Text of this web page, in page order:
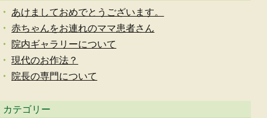
あけましておめでとうございます。
赤ちゃんをお連れのママ患者さん
院内ギャラリーについて
現代のお作法？
院長の専門について
カテゴリー